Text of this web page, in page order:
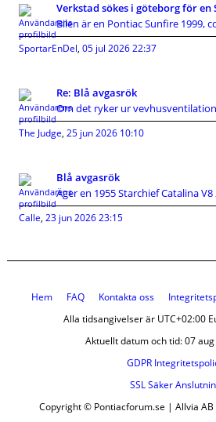
Verkstad sökes i göteborg för en
Bilen är en Pontiac Sunfire 1999,
SportarEnDel, 05 jul 2026 22:37
Re: Blå avgasrök
Om det ryker ur
The Judge, 25 jun 2026 10:10
Blå avgasrök
Äger en 1955 Starchief Catalina
Calle, 23 jun 2026 23:15
Hem FAQ Kontakta oss
Alla tidsangivelser är UTC+02:00
Aktuellt datum och tid: 07
GDPR
SSL Säker
Copyright © Pontiacforum.se | Allvia